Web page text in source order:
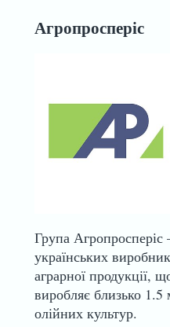
Агропросперіс
Група
українських
аграрної продукції,
виробляє близько
олійних культур.